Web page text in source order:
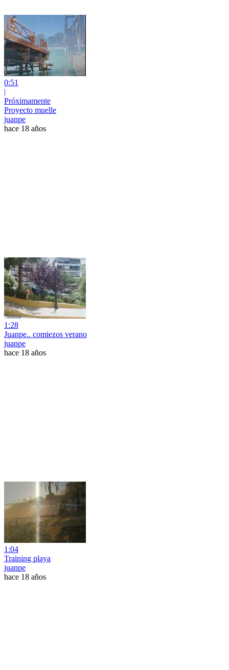
0:51
|
Próximamente
Proyecto muelle
juanpe
hace 18 años
1:28
Juanpe.. comiezos verano
juanpe
hace 18 años
1:04
Training playa
juanpe
hace 18 años